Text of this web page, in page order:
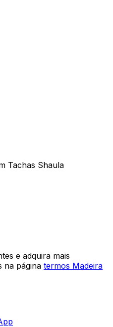
Tachas Shaula
e adquira mais
na página termos Madeira